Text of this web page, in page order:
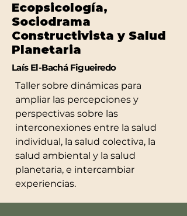
Ecopsicología,
Sociodrama
Constructivista y Salud
Planetaria
Laís El-Bachá Figueiredo
Taller sobre dinámicas para
ampliar las percepciones y
perspectivas sobre las
interconexiones entre la salud
individual, la salud colectiva, la
salud ambiental y la salud
planetaria, e intercambiar
experiencias.